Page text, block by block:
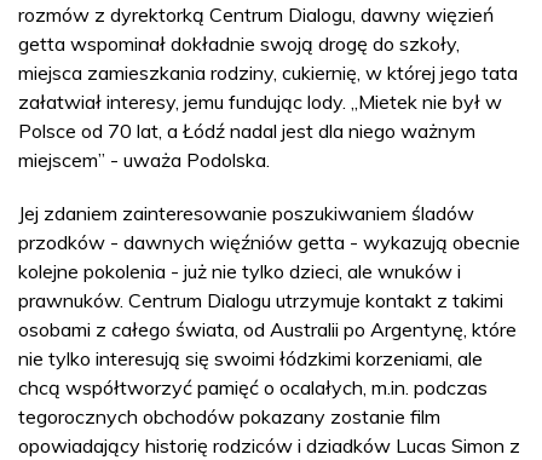
rozmów z dyrektorką Centrum Dialogu, dawny więzień
getta wspominał dokładnie swoją drogę do szkoły,
miejsca zamieszkania rodziny, cukiernię, w której jego tata
załatwiał interesy, jemu fundując lody. „Mietek nie był w
Polsce od 70 lat, a Łódź nadal jest dla niego ważnym
miejscem” - uważa Podolska.
Jej zdaniem zainteresowanie poszukiwaniem śladów
przodków - dawnych więźniów getta - wykazują obecnie
kolejne pokolenia - już nie tylko dzieci, ale wnuków i
prawnuków. Centrum Dialogu utrzymuje kontakt z takimi
osobami z całego świata, od Australii po Argentynę, które
nie tylko interesują się swoimi łódzkimi korzeniami, ale
chcą współtworzyć pamięć o ocalałych, m.in. podczas
tegorocznych obchodów pokazany zostanie film
opowiadający historię rodziców i dziadków Lucas Simon z